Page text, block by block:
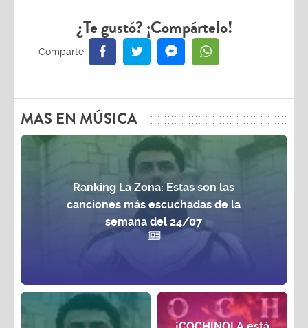
¿Te gustó? ¡Compártelo!
MAS EN MÚSICA
Ranking La Zona: Estas son las
canciones más escuchadas de la
semana del 24/07